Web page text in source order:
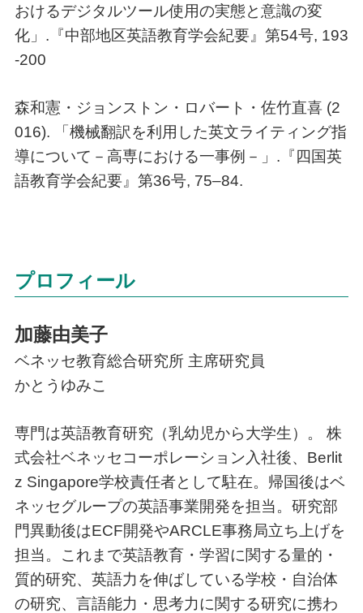
おけるデジタルツール使用の実態と意識の変
化」.『中部地区英語教育学会紀要』第54号, 193
-200
森和憲・ジョンストン・ロバート・佐竹直喜 (2
016). 「機械翻訳を利用した英文ライティング指
導について－高専における一事例－」.『四国英
語教育学会紀要』第36号, 75–84.
プロフィール
加藤由美子
ベネッセ教育総合研究所 主席研究員
かとうゆみこ
専門は英語教育研究（乳幼児から大学生）。 株
式会社ベネッセコーポレーション入社後、Berlit
z Singapore学校責任者として駐在。帰国後はベ
ネッセグループの英語事業開発を担当。研究部
門異動後はECF開発やARCLE事務局立ち上げを
担当。これまで英語教育・学習に関する量的・
質的研究、英語力を伸ばしている学校・自治体
の研究、言語能力・思考力に関する研究に携わ